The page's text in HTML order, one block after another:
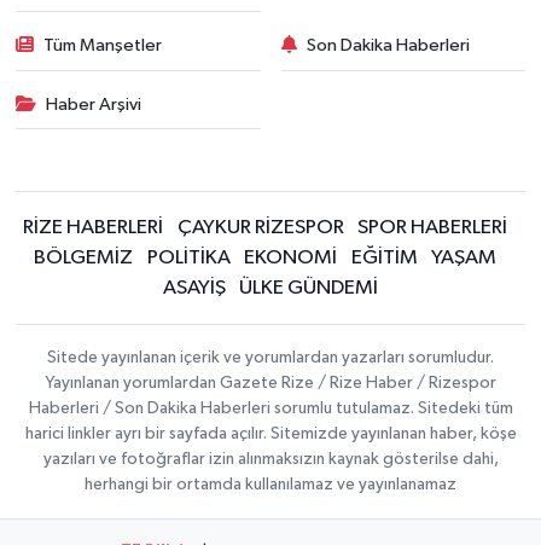
Tüm Manşetler Son Dakika Haberleri
Haber Arşivi
RİZE HABERLERİ ÇAYKUR RİZESPOR
SPOR HABERLERİ
BÖLGEMİZ
POLİTİKA EKONOMİ EĞİTİM
YAŞAM
ASAYİŞ
ÜLKE GÜNDEMİ
Sitede yayınlanan içerik ve yorumlardan yazarları sorumludur.
Yayınlanan yorumlardan Gazete Rize / Rize Haber / Rizespor
Haberleri / Son Dakika Haberleri sorumlu tutulamaz. Sitedeki tüm
harici linkler ayrı bir sayfada açılır. Sitemizde yayınlanan haber, köşe
yazıları ve fotoğraflar izin alınmaksızın kaynak gösterilse dahi,
herhangi bir ortamda kullanılamaz ve yayınlanamaz